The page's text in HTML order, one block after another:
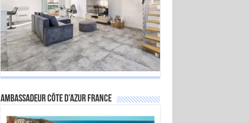
Ambassadeur Côte d’Azur France